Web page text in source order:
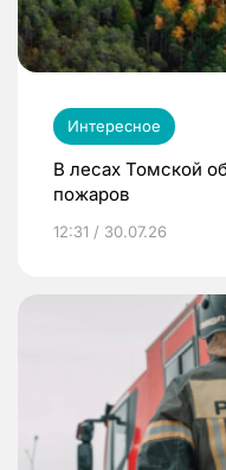
Интересное
В лесах Томской
пожаров
12:31 / 30.07.26